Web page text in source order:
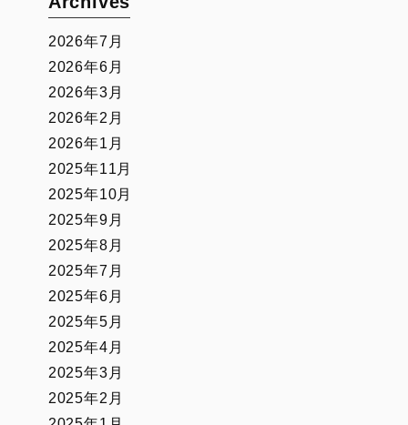
2026年7月
2026年6月
2026年3月
2026年2月
2026年1月
2025年11月
2025年10月
2025年9月
2025年8月
2025年7月
2025年6月
2025年5月
2025年4月
2025年3月
2025年2月